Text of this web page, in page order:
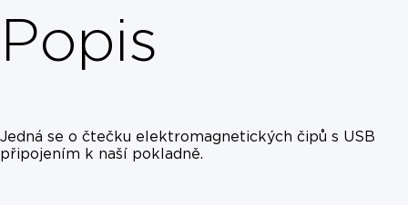
Popis
Jedná se o čtečku elektromagnetických čipů s USB
připojením k naší pokladně.